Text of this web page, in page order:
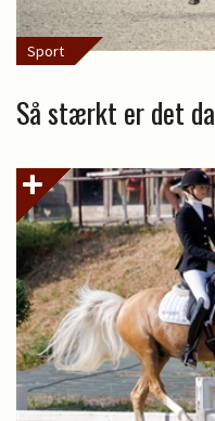
Sport
Så stærkt er det